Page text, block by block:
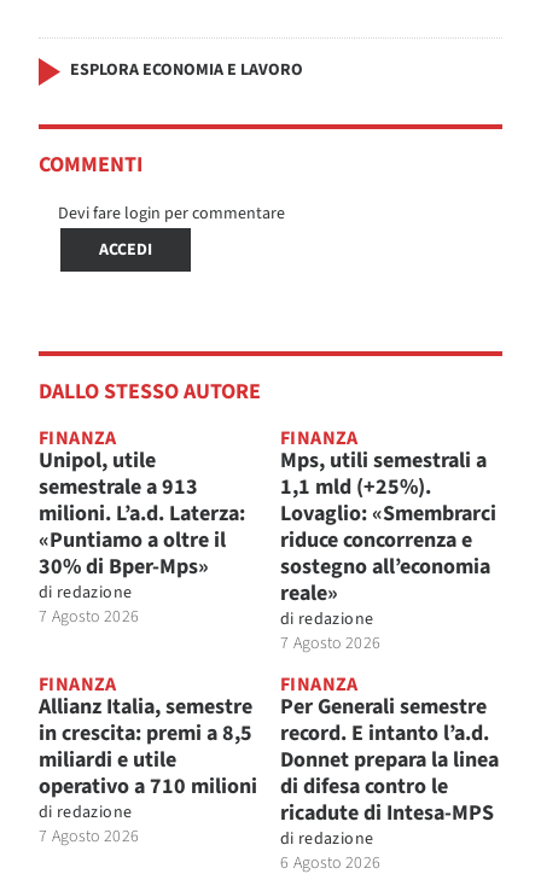
ESPLORA ECONOMIA E LAVORO
COMMENTI
Devi fare login per commentare
ACCEDI
DALLO STESSO AUTORE
FINANZA
Unipol, utile
semestrale a 913
milioni. L’a.d. Laterza:
«Puntiamo a oltre il
30% di Bper-Mps»
di redazione
7 Agosto 2026
FINANZA
Mps, utili semestrali a
1,1 mld (+25%).
Lovaglio: «Smembrarci
riduce concorrenza e
sostegno all’economia
reale»
di redazione
7 Agosto 2026
FINANZA
Allianz Italia, semestre
in crescita: premi a 8,5
miliardi e utile
operativo a 710 milioni
di redazione
7 Agosto 2026
FINANZA
Per Generali semestre
record. E intanto l’a.d.
Donnet prepara la linea
di difesa contro le
ricadute di Intesa-MPS
di redazione
6 Agosto 2026